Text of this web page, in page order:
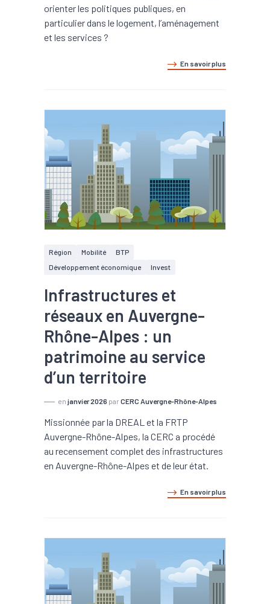
orienter les politiques publiques, en
particulier dans le logement, l’aménagement
et les services ?
En savoir plus
Région Mobilité
BTP
Développement économique
Invest
Infrastructures et
réseaux en Auvergne-
Rhône-Alpes : un
patrimoine au service
d’un territoire
en janvier 2026 par CERC Auvergne-Rhône-Alpes
Missionnée par la DREAL et la FRTP
Auvergne-Rhône-Alpes, la CERC a procédé
au recensement complet des infrastructures
en Auvergne-Rhône-Alpes et de leur état.
En savoir plus